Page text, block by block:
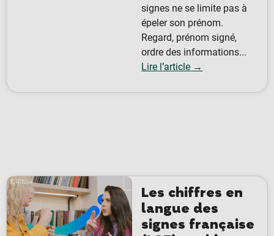
signes ne se limite pas à
épeler son prénom.
Regard, prénom signé,
ordre des informations...
Lire l’article →
Les chiffres en
langue des
signes française